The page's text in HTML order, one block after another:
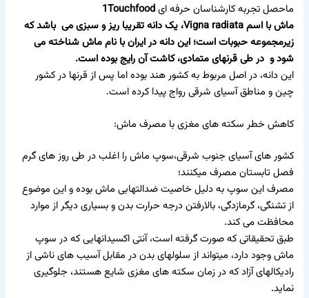
ماحصل تجربه کارشناسان حرفه ای1Touchfood
ماش با اسم Vigna radiata، یک دانه تقریبا ریز و سبزی می باشد که
زیرمجموعه حبوبات است؛ این دانه در ایران با نام ماش شناخته می
شود و در طی قرنهای متمادی، کاشت آن رایج بوده است.
این دانه، در اصل مربوط به کشور هند بوده اما پس از قرنها در کشور
چین و مناطق آسیای شرقی رواج پیدا کرده است.
کاهش خطر سکته های مغزی با مصرف ماش:
کشور های آسیای جنوب شرقی،سوپ ماش را اغلب در طی روز های گرم
فصل تابستان مصرف میکنند؛
مصرف این سوپ به دلیل خاصیت ضدالتهابی ماش بوده و این موضوع
از تشنگی، گرمازدگی، بالارفتن درجه حرارت بدن و بسیاری دیگر از موارد
محافظت می کند.
طبق تحقیقاتی که صورت گرفته است، آنتی اکسیدانهایی که در سوپ
ماش وجود دارد، میتواند از سلولهای بدن در مقابل آسیب های ناشی از
رادیکالهای آزاد که در زمان سکته های مغزی شایع هستند، جلوگیری
نماید.